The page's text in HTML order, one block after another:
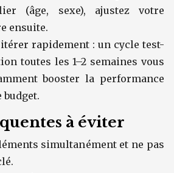
(âge, sexe), ajustez votre
ensuite.
rapidement : un cycle test-
toutes les 1–2 semaines vous
booster la performance
budget.
à éviter
simultanément et ne pas